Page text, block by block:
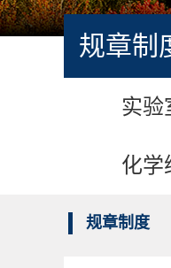
规章制
实验
规章制度
化学